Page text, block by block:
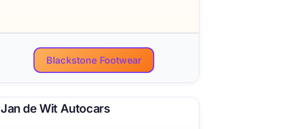
Blackstone Footwear
Jan de Wit Autocars